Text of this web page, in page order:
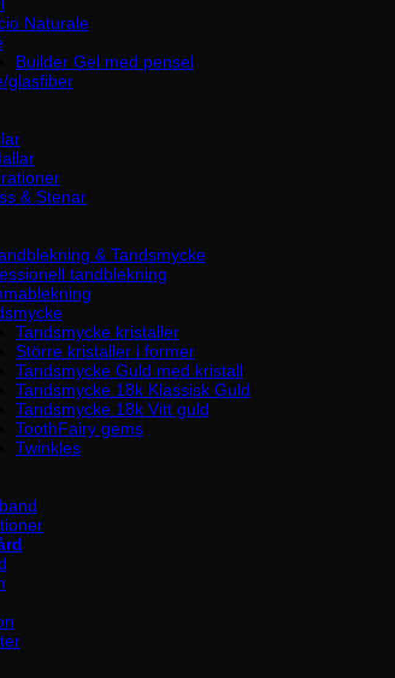
Naturale
Builder Gel med pensel
glasfiber
& Stenar
& Tandsmycke
tandblekning
Tandsmycke kristaller
Större kristaller i former
Tandsmycke Guld med kristall
Tandsmycke 18k Klassisk Guld
Tandsmycke 18k Vitt guld
ToothFairy gems
Twinkles